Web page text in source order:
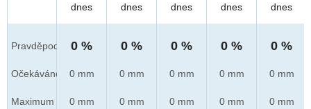
Pravděpod.
Očekáváno
Maximum
dnes
0 %
0 mm
0 mm
dnes
0 %
0 mm
0 mm
dnes
0 %
0 mm
0 mm
dnes
0 %
0 mm
0 mm
dnes
0 %
0 mm
0 mm